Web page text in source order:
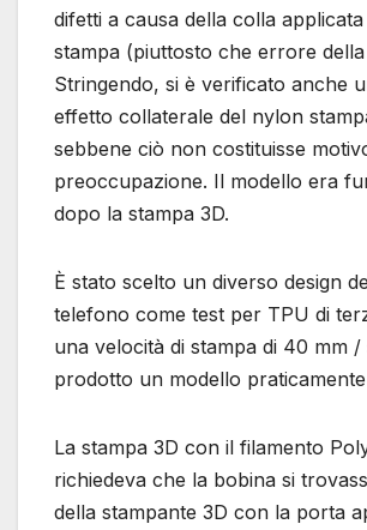
difetti a causa della colla
stampa (piuttosto che errore
Stringendo, si è verificato anche
effetto collaterale del nylon
sebbene ciò non costituisse
preoccupazione. Il modello era
dopo la stampa 3D.
È stato scelto un diverso design
telefono come test per TPU di
una velocità di stampa di 40 mm /
prodotto un modello
La stampa 3D con il filamento
richiedeva che la bobina si
della stampante 3D con la porta